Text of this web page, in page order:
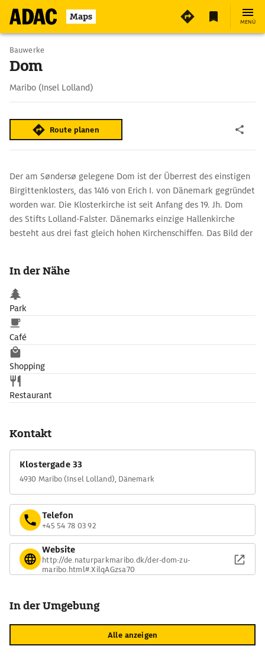
Maps MENÜ
Bauwerke
Dom
Maribo (Insel Lolland)
Route planen
Der am Søndersø gelegene Dom ist der Überrest des einstigen
Birgittenklosters, das 1416 von Erich I. von Dänemark gegründet
worden war. Die Klosterkirche ist seit Anfang des 19. Jh. Dom
des Stifts Lolland-Falster. Dänemarks einzige Hallenkirche
besteht aus drei fast gleich hohen Kirchenschiffen. Das Bild der
In der Nähe
Park
Café
Shopping
Restaurant
Kontakt
Klostergade 33
4930 Maribo (Insel Lolland), Dänemark
Telefon
+45 54 78 03 92
Website
http://de.naturparkmaribo.dk/der-dom-zu-
maribo.html#.XilqAGzsa70
In der Umgebung
Alle anzeigen